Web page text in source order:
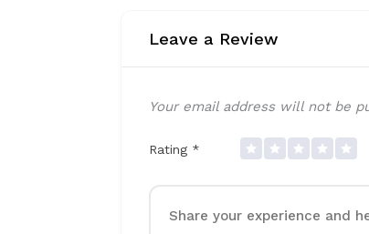
Leave a Review
Your email address will not be
Rating *